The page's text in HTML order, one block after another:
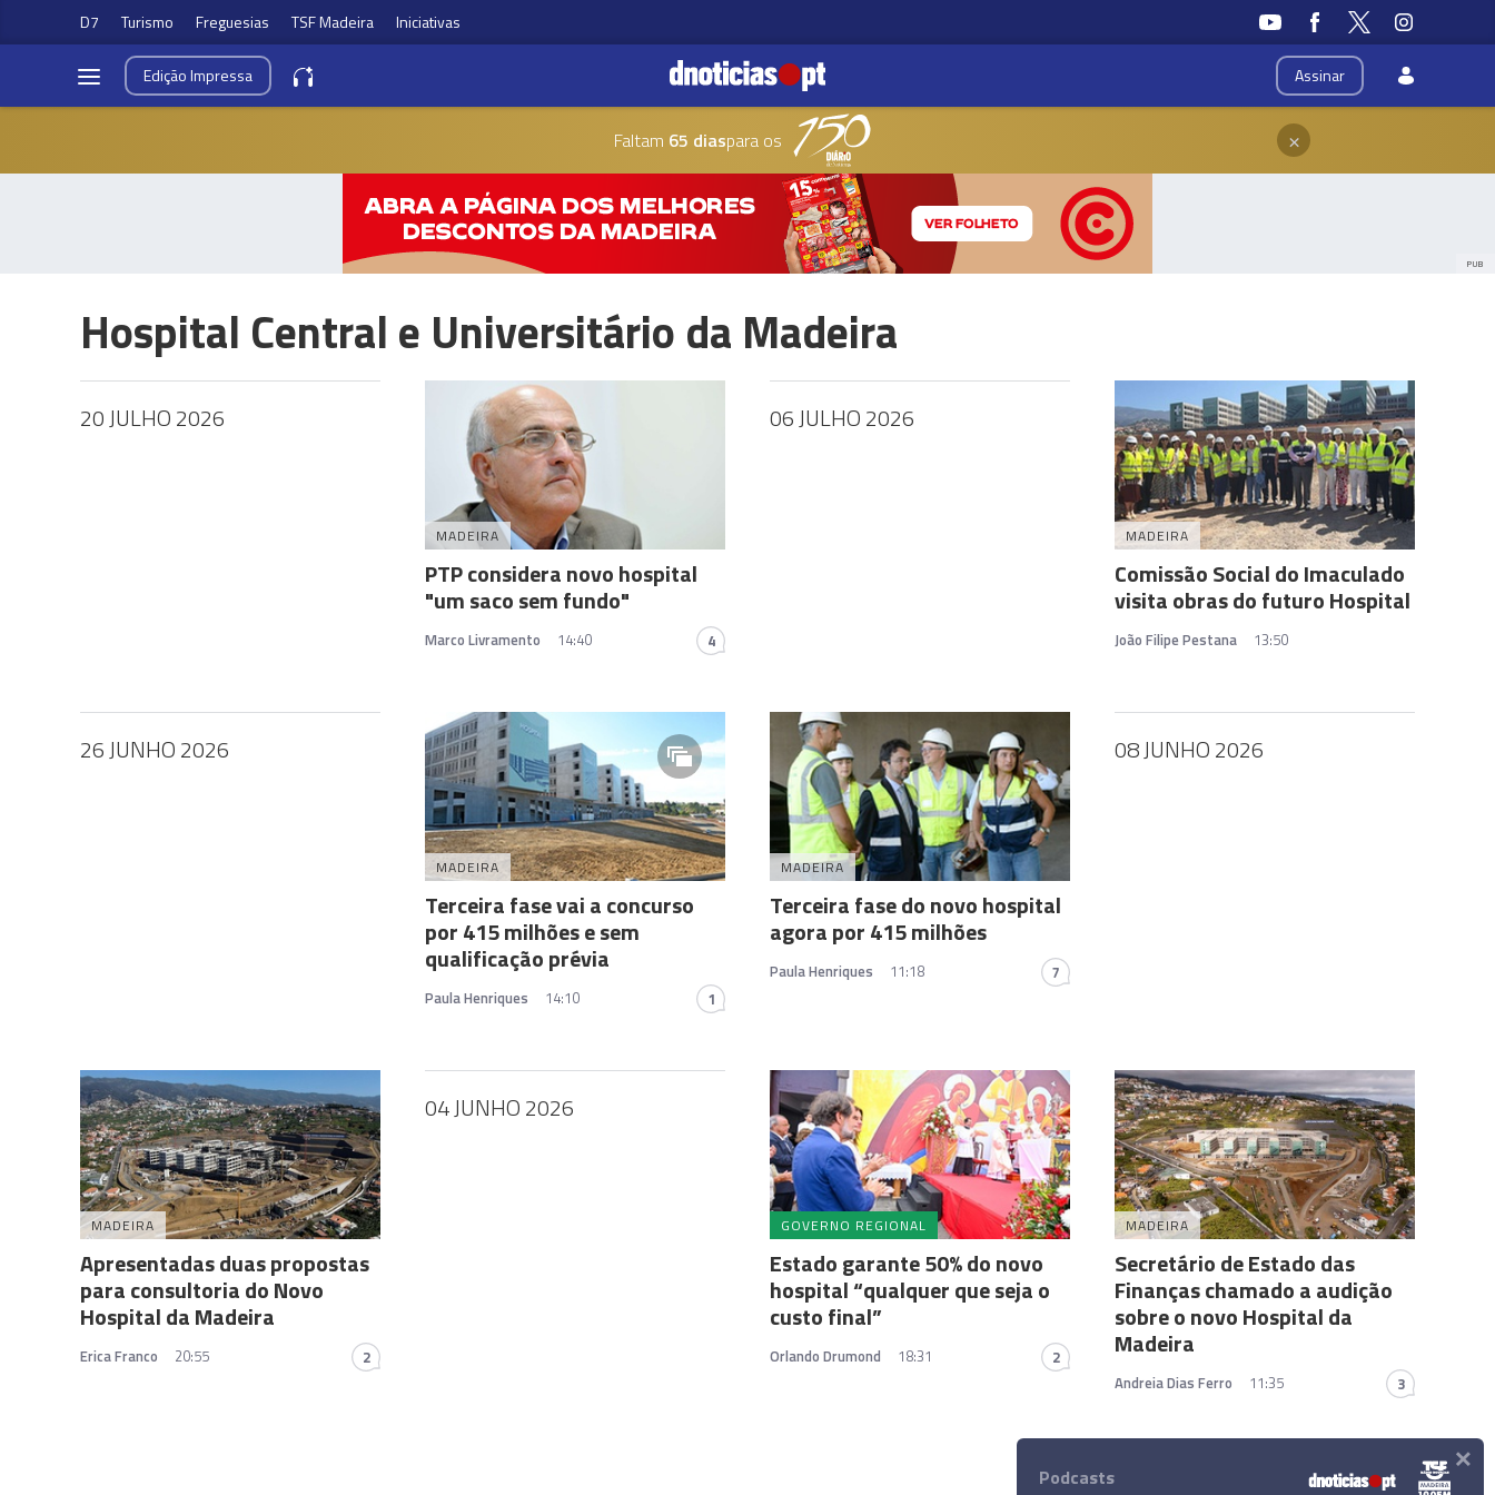
D7 Turismo Freguesias TSF Madeira Iniciativas
Assinar
EdiçãoImpressa
Faltam 65 diaspara os ×
PUB
Hospital Central e Universitário da Madeira
20 JULHO 2026
MADEIRA
PTP considera novo hospital
"um saco sem fundo"
Marco Livramento 14:40 4
06 JULHO 2026
MADEIRA
Comissão Social do Imaculado
visita obras do futuro Hospital
João Filipe Pestana 13:50
26 JUNHO 2026
MADEIRA
Terceira fase vai a concurso
por 415 milhões e sem
qualificação prévia
Paula Henriques 14:10 1
MADEIRA
Terceira fase do novo hospital
agora por 415 milhões
Paula Henriques 11:18 7
08 JUNHO 2026
MADEIRA
Apresentadas duas propostas
para consultoria do Novo
Hospital da Madeira
Erica Franco 20:55 2
04 JUNHO 2026
GOVERNO REGIONAL
Estado garante 50% do novo
hospital “qualquer que seja o
custo final”
Orlando Drumond 18:31 2
MADEIRA
Secretário de Estado das
Finanças chamado a audição
sobre o novo Hospital da
Madeira
Andreia Dias Ferro 11:35 3
Podcasts ×